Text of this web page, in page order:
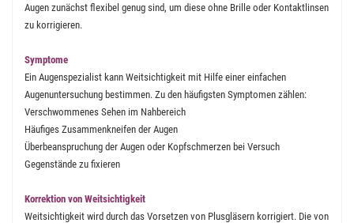
Augen zunächst flexibel genug sind, um diese ohne Brille oder Kontaktlinsen
zu korrigieren.
Symptome
Ein Augenspezialist kann Weitsichtigkeit mit Hilfe einer einfachen
Augenuntersuchung bestimmen. Zu den häufigsten Symptomen zählen:
Verschwommenes Sehen im Nahbereich
Häufiges Zusammenkneifen der Augen
Überbeanspruchung der Augen oder Kopfschmerzen bei Versuch
Gegenstände zu fixieren
Korrektion von Weitsichtigkeit
Weitsichtigkeit wird durch das Vorsetzen von Plusgläsern korrigiert. Die von